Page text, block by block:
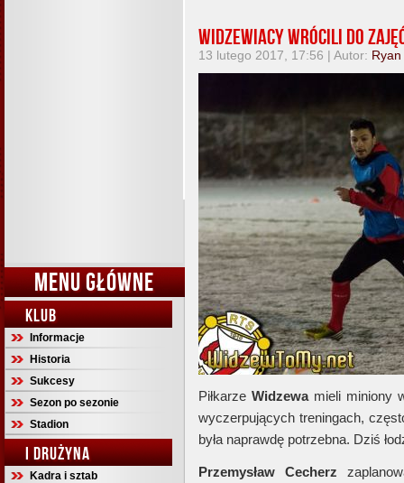
MENU GŁÓWNE
KLUB
Informacje
Historia
Sukcesy
Sezon po sezonie
Stadion
I DRUŻYNA
Kadra i sztab
Widzewiacy wrócili do
13 lutego 2017, 17:56 | Autor: Ryan
Piłkarze Widzewamieli miniony
wyczerpujących treningach,
była naprawdę potrzebna. Dziś
Przemysław Cecherz